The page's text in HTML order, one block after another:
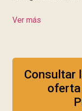
Ver más
Consultar